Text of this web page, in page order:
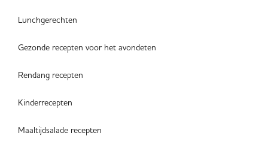
Lunchgerechten
Gezonde recepten voor het avondeten
Rendang recepten
Kinderrecepten
Maaltijdsalade recepten